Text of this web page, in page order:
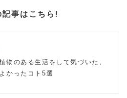
事はこちら!
物のある生活をして気づいた、
かったコト5選